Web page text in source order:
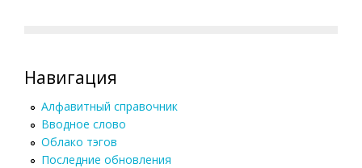
Навигация
Алфавитный справочник
Вводное слово
Облако тэгов
Последние обновления